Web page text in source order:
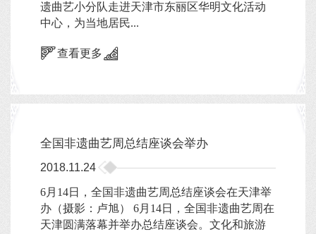
遗曲艺小分队走进天津市东丽区华明文化活动
中心，为当地居民...
查看更多
全国非遗曲艺周总结座谈会举办
2018.11.24
6月14日，全国非遗曲艺周总结座谈会在天津举
办（摄影：卢旭） 6月14日，全国非遗曲艺周在
天津圆满落幕并举办总结座谈会。文化和旅游